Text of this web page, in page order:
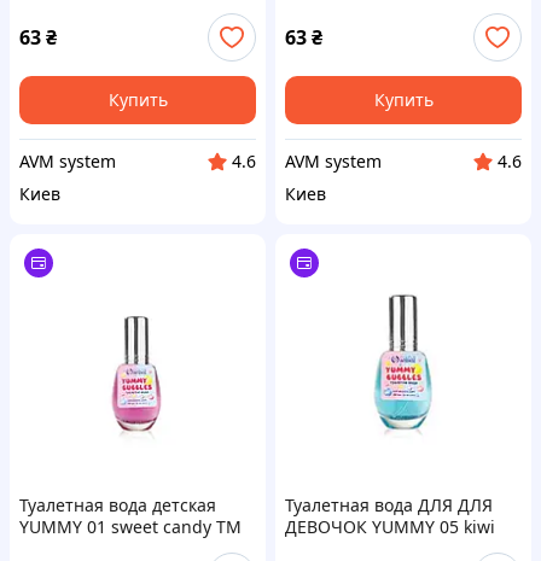
63₴
Купить
AVM system
4.6
Киев
63₴
Купить
AVM system
4.6
Киев
Туалетная вода детская
YUMMY 01 sweet candy ТМ
Туалетная вода ДЛЯ ДЛЯ
ДЕВОЧОК YUMMY 05 kiwi
energy ТМ Colour Intense